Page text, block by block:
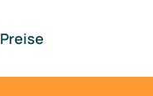
Preise